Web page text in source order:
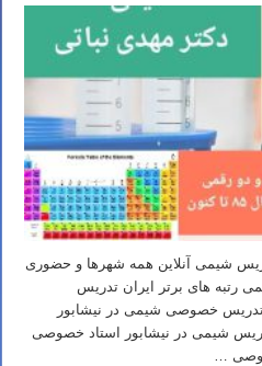
شیمی آنلاین همه شهرها و حضوری
رتبه های برتر ایران تدریس
خصوصی شیمی در نیشابور
شیمی در نیشابور استاد خصوصی
…